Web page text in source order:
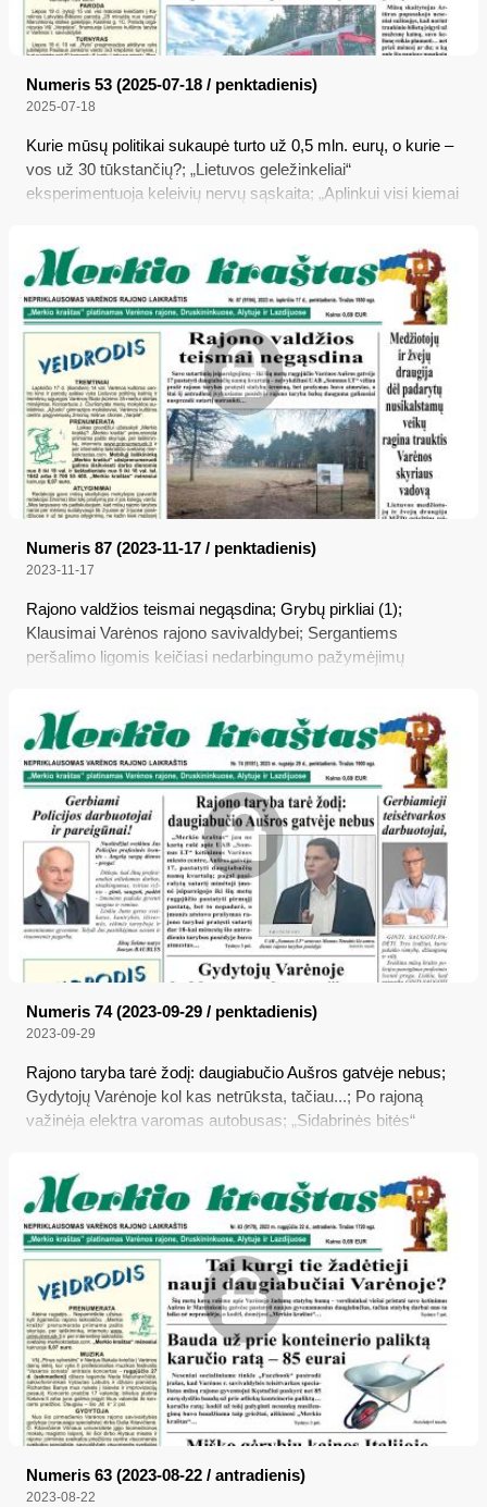
Numeris 53 (2025-07-18 / penktadienis)
2025-07-18
Kurie mūsų politikai sukaupė turto už 0,5 mln. eurų, o kurie –
vos už 30 tūkstančių?; „Lietuvos geležinkeliai“
eksperimentuoja keleivių nervų sąskaita; „Aplinkui visi kiemai
vaikų globotojus Varėnos r. savivaldybė remia daugiau, nei
numato įstatymas
Numeris 87 (2023-11-17 / penktadienis)
2023-11-17
Rajono valdžios teismai negąsdina; Grybų pirkliai (1);
Klausimai Varėnos rajono savivaldybei; Sergantiems
peršalimo ligomis keičiasi nedarbingumo pažymėjimų
nusikalstamų veikų ragina trauktis Varėnos skyriaus vadovą
Numeris 74 (2023-09-29 / penktadienis)
2023-09-29
Rajono taryba tarė žodį: daugiabučio Aušros gatvėje nebus;
Gydytojų Varėnoje kol kas netrūksta, tačiau...; Po rajoną
važinėja elektra varomas autobusas; „Sidabrinės bitės“
„Sodra“ – moka pensiją“
Numeris 63 (2023-08-22 / antradienis)
2023-08-22